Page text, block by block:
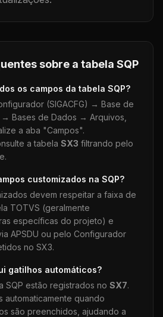
sobre a tabela SQP
os campos da tabela SQP?
(SIGACFG) → Base de
Bases de Dados → Arquivos,
a aba "Campos".
a tabela SX3 filtrando pelo
customizados na SQP?
devem respeitar a faixa de
TOTVS (geralmente
específicas do projeto) e
APSDU ou pelo Configurador
no SX3.
gatilhos automáticos?
SQP estão registrados no SX7.
automaticamente quando
são preenchidos, ajudando a